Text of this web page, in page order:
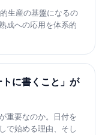
生産の基盤になるの
成への応用を体系的
に書くこと」が
重要なのか。日付を
で始める理由、そし